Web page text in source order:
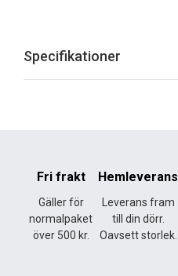
Specifikationer
Fri frakt
Gäller för
normalpaket
över 500 kr.
Hemleverans
Leverans fram
till din dörr.
Oavsett storlek.